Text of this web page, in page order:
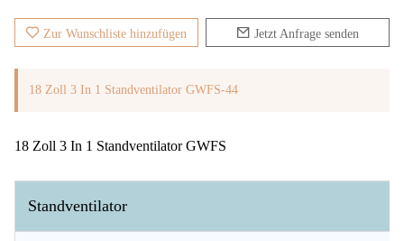
Zur Wunschliste hinzufügen Jetzt Anfrage senden
18 Zoll 3 In 1 Standventilator GWFS-44
18 Zoll 3 In 1 Standventilator GWFS
Standventilator